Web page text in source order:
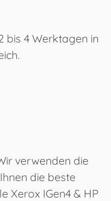
bis 4 Werktagen in
verwenden die
die beste
Xerox IGen4 & HP